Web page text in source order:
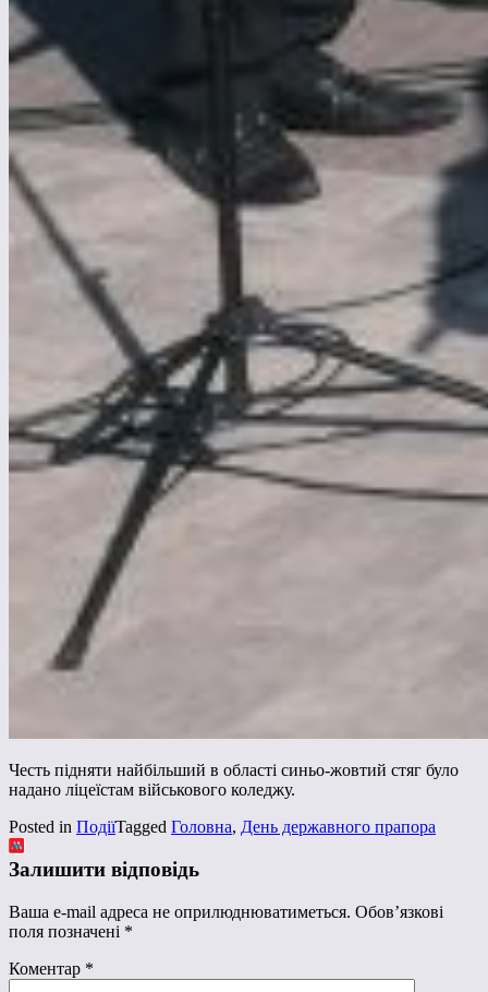
Честь підняти найбільший в області синьо-жовтий стяг було
надано ліцеїстам військового коледжу.
Posted in ПодіїTagged Головна, День державного прапора
Залишити відповідь
Ваша e-mail адреса не оприлюднюватиметься. Обов’язкові
поля позначені *
Коментар *